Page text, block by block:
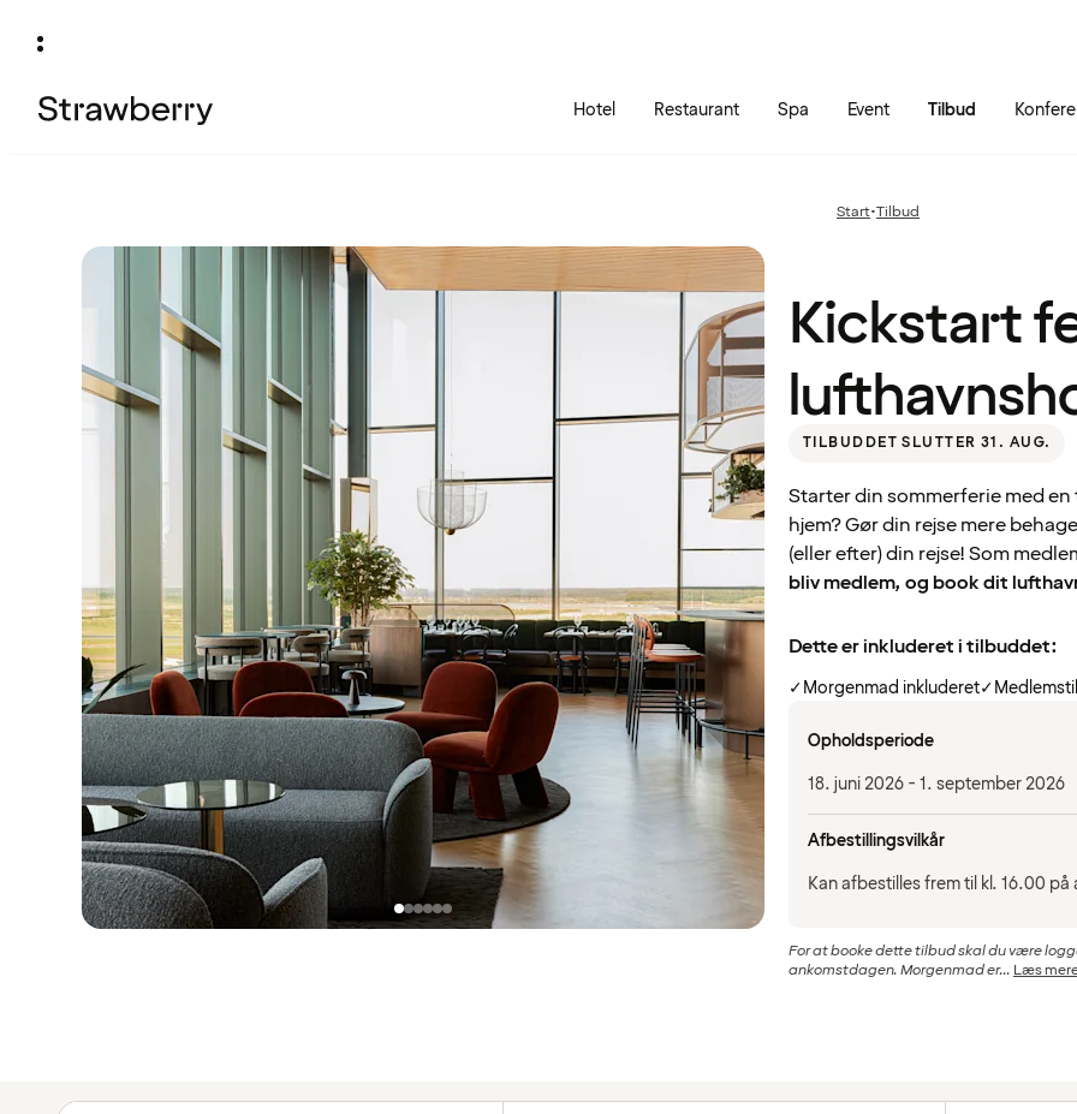
Hotel Restaurant Spa Event Tilbud
Start•Forrige
Tilbud
ferien på et
Kickstart
TILBUDDET SLUTTER 31. AUG.
Starter din sommerferie med
hjem? Gør din rejse mere
(eller efter) din rejse! Som
bliv medlem, og book dit
Dette er inkluderet i tilbuddet:
✓Morgenmad inkluderet✓
Opholdsperiode
18. juni 2026 - 1. september 2026
Afbestillingsvilkår
Kan afbestilles frem til kl. 16.00
For at booke dette tilbud skal du være
ankomstdagen. Morgenmad er... Læs